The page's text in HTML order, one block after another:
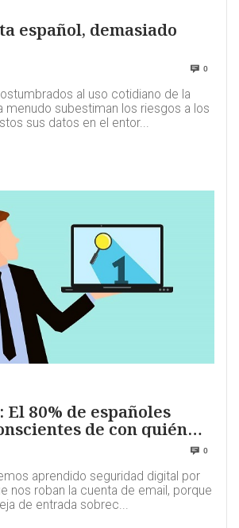
español, demasiado
0
al uso cotidiano de la
menudo subestiman los riesgos a los
sus datos en el entor...
El 80% de españoles
de con quién
datos 0
aprendido seguridad digital por
nos roban la cuenta de email, porque
de entrada sobrec...